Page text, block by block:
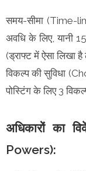
समय-सीमा (Time-
अवधि के लिए, यानी
(ड्राफ्ट में ऐसा लिखा
विकल्प की सुविधा
पोस्टिंग के लिए 3
अधिकारों का
Powers):